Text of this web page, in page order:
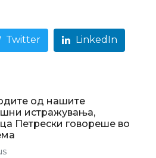
Twitter LinkedIn
од нашите
истражувања,
Петрески говореше во